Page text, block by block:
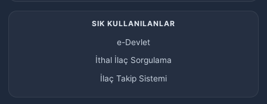
SIK KULLANILANLAR
e-Devlet
İthal İlaç Sorgulama
İlaç Takip Sistemi